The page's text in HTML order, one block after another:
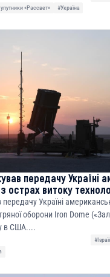
«Рассвет»
#Україна
передачу Україні
острах витоку
передачу Україні
оборони Iron Dome
в США....